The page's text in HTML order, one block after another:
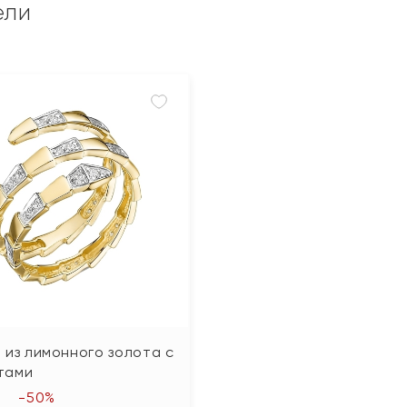
из лимонного золота с
-50%